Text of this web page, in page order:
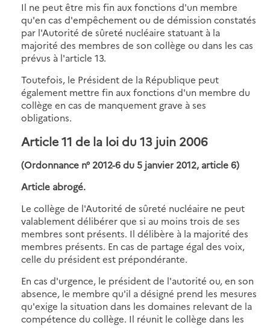
Il ne peut être mis fin aux fonctions d'un membre
qu'en cas d'empêchement ou de démission constatés
par l'Autorité de sûreté nucléaire statuant à la
majorité des membres de son collège ou dans les cas
prévus à l'article 13.
Toutefois, le Président de la République peut
également mettre fin aux fonctions d'un membre du
collège en cas de manquement grave à ses
obligations.
Article 11 de la loi du 13 juin 2006
(Ordonnance n° 2012-6 du 5 janvier 2012, article 6)
Article abrogé.
Le collège de l'Autorité de sûreté nucléaire ne peut
valablement délibérer que si au moins trois de ses
membres sont présents. Il délibère à la majorité des
membres présents. En cas de partage égal des voix,
celle du président est prépondérante.
En cas d'urgence, le président de l'autorité ou, en son
absence, le membre qu'il a désigné prend les mesures
qu'exige la situation dans les domaines relevant de la
compétence du collège. Il réunit le collège dans les